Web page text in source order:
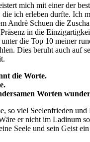
mich mit einer der
die ich erleben durfte. Ich
Andrè Schuen die
in die
die Top 10 meiner
Dies beruht auch auf
die Worte.
Worten
so viel Seelenfrieden
er nicht im Ladinum
Seele und sein Geist